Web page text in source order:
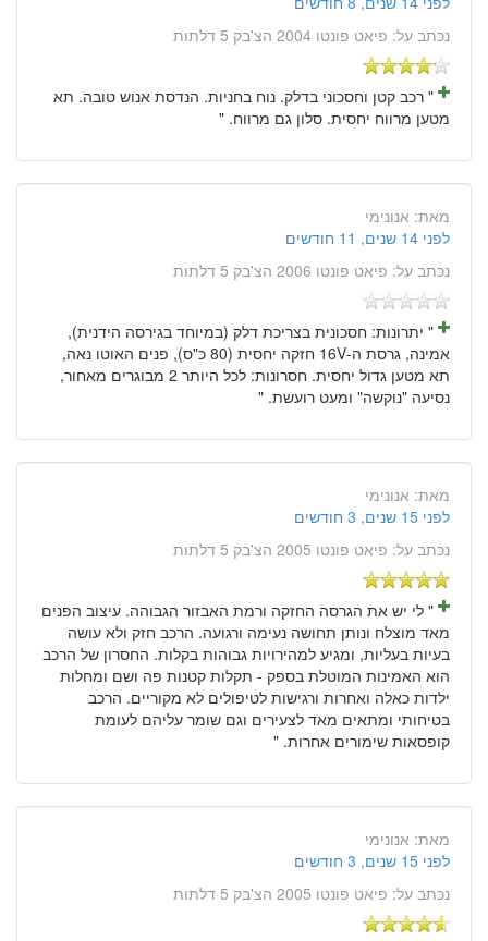
נכתב על: פיאט פונטו 2004 הצ'בק 5 דלתות
" רכב קטן וחסכוני בדלק. נוח בחניות. הנדסת אנוש טובה. תא
מטען מרווח יחסית. סלון גם מרווח. "
מאת: אנונימי
לפני 14 שנים, 11 חודשים
נכתב על: פיאט פונטו 2006 הצ'בק 5 דלתות
" יתרונות: חסכונית בצריכת דלק (במיוחד בגירסה הידנית),
אמינה, גרסת ה-16V חזקה יחסית (80 כ"ס), פנים האוטו נאה,
תא מטען גדול יחסית. חסרונות: לכל היותר 2 מבוגרים מאחור,
נסיעה "נוקשה" ומעט רועשת. "
מאת: אנונימי
לפני 15 שנים, 3 חודשים
נכתב על: פיאט פונטו 2005 הצ'בק 5 דלתות
" לי יש את הגרסה החזקה ורמת האבזור הגבוהה. עיצוב הפנים
מאד מוצלח ונותן תחושה נעימה ורגועה. הרכב חזק ולא עושה
בעיות בעליות, ומגיע למהירויות גבוהות בקלות. החסרון של הרכב
הוא האמינות המוטלת בספק - תקלות קטנות פה ושם ומחלות
ילדות כאלה ואחרות ורגישות לטיפולים לא מקוריים. הרכב
בטיחותי ומתאים מאד לצעירים וגם שומר עליהם לעומת
קופסאות שימורים אחרות. "
מאת: אנונימי
לפני 15 שנים, 3 חודשים
נכתב על: פיאט פונטו 2005 הצ'בק 5 דלתות